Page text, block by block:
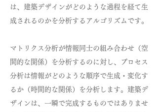
は、建築デザインがどのような過程を経て生
成されるのかを分析するアルゴリズムです。
マトリクス分析が情報同士の組み合わせ（空
間的な関係）を分析するのに対し、プロセス
分析は情報がどのような順序で生成・変化す
るか（時間的な関係）を分析します。建築デ
ザインは、一瞬で完成するものではありませ